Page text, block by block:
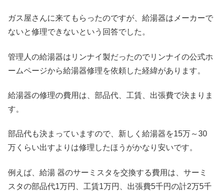
ガス屋さんに来てもらったのですが、給湯器はメーカーで
ないと修理できないという回答でした。
管理人の給湯器はリンナイ製だったのでリンナイの公式ホ
ームページから給湯器修理を依頼した経緯があります。
給湯器の修理の費用は、部品代、工賃、出張費で決まりま
す。
部品代も決まっていますので、新しく給湯器を15万～30
万くらい出すよりは修理したほうがかなり安いです。
例えば、給湯 器のサーミスタを交換する費用は、サーミ
スタの部品代1万円、工賃1万円、出張費5千円の計2万5千